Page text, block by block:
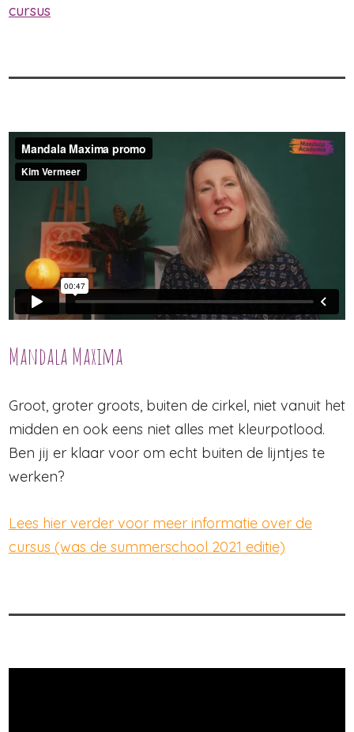
cursus
Mandala Maxima
Groot, groter groots, buiten de cirkel, niet vanuit het
midden en ook eens niet alles met kleurpotlood.
Ben jij er klaar voor om echt buiten de lijntjes te
werken?
Lees hier verder voor meer informatie over de
cursus (was de summerschool 2021 editie)